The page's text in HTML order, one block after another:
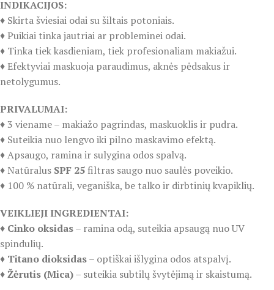
INDIKACIJOS:
♦️ Skirta šviesiai odai su šiltais potoniais.
♦️ Puikiai tinka jautriai ar probleminei odai.
♦️ Tinka tiek kasdieniam, tiek profesionaliam makiažui.
♦️ Efektyviai maskuoja paraudimus, aknės pėdsakus ir
netolygumus.
PRIVALUMAI:
♦️ 3 viename – makiažo pagrindas, maskuoklis ir pudra.
♦️ Suteikia nuo lengvo iki pilno maskavimo efektą.
♦️ Apsaugo, ramina ir sulygina odos spalvą.
♦️ Natūralus SPF 25filtras saugo nuo saulės poveikio.
♦️ 100 % natūrali, veganiška, be talko ir dirbtinių kvapiklių.
VEIKLIEJI INGREDIENTAI:
♦️ Cinko oksidas– ramina odą, suteikia apsaugą nuo UV
spindulių.
♦️ Titano dioksidas– optiškai išlygina odos atspalvį.
♦️Žėrutis (Mica)– suteikia subtilų švytėjimą ir skaistumą.